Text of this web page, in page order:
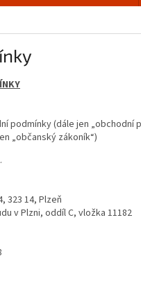
podmínky (dále jen „obchodní
„občanský zákoník“)
323 14, Plzeň
v Plzni, oddíl C, vložka